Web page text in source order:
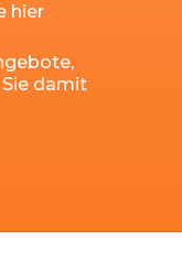
hier
damit